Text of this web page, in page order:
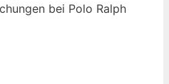
bei Polo Ralph